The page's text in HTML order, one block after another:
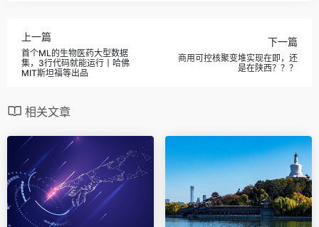
上一篇
首个ML的生物医药大型数据
集，3行代码就能运行丨哈佛
MIT斯坦福等出品
下一篇
商用可控核聚变堆实现在即，还
是在陕西？？？
相关文章